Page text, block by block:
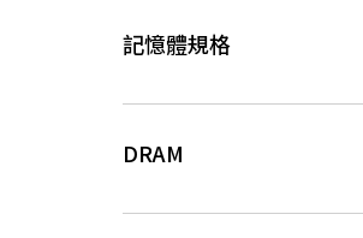
記憶體規格
DRAM